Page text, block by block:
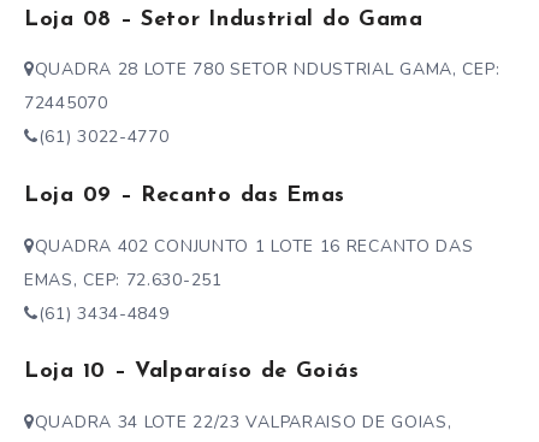
Loja 08 – Setor Industrial do Gama
QUADRA 28 LOTE 780 SETOR NDUSTRIAL GAMA, CEP:
72445070
(61) 3022-4770
Loja 09 – Recanto das Emas
QUADRA 402 CONJUNTO 1 LOTE 16 RECANTO DAS
EMAS, CEP: 72.630-251
(61) 3434-4849
Loja 10 – Valparaíso de Goiás
QUADRA 34 LOTE 22/23 VALPARAISO DE GOIAS,